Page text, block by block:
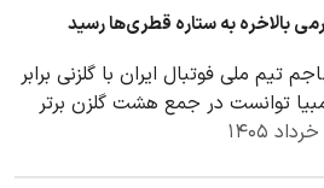
بالاخره به ستاره قطری‌ها رسید
تیم ملی فوتبال ایران با گلزنی برابر
توانست در جمع هشت گلزن برتر